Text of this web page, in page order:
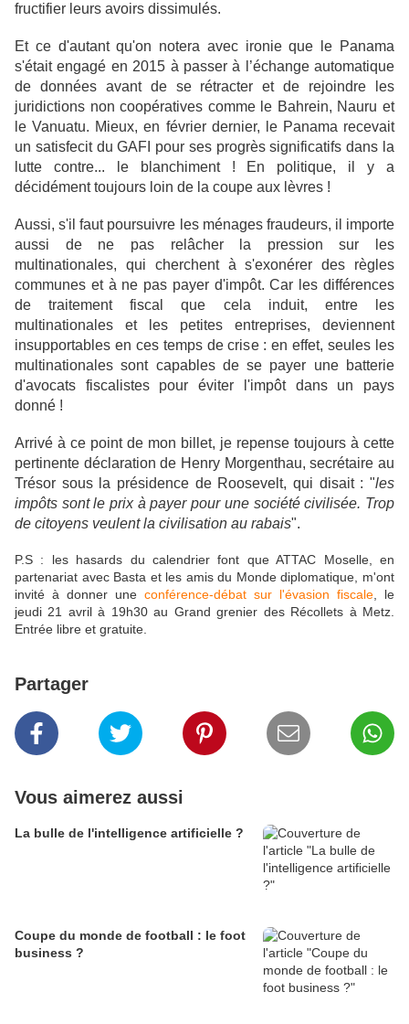
fructifier leurs avoirs dissimulés.
Et ce d'autant qu'on notera avec ironie que le Panama
s'étaitengagé en 2015 à passer à l’échange automatique
de données avant de se rétracter et de rejoindre les
juridictions non coopératives comme le Bahrein, Nauru et
le Vanuatu. Mieux, en février dernier, le Panama recevait
un satisfecit du GAFI pour ses progrès significatifs dans la
lutte contre... le blanchiment ! En politique, il y a
décidément toujours loin de la coupe aux lèvres !
Aussi, s'il faut poursuivre les ménages fraudeurs, i l importe
aussi de ne pas relâcher la pression sur les
multinationales, qui cherchent à s'exonérer des règles
communes et à ne pas payer d'impôt.Car les différences
de traitement fiscal que cela induit, entre les
multinationales et les petites entreprises, deviennent
insupportables en ces temps de crise : en effet, seules les
multinationales sont capables de se payer une batterie
d'avocats fiscalistes pour éviter l'impôt dans un pays
donné !
Arrivé à ce point de mon billet, je repense toujours à cette
pertinente déclaration de Henry Morgenthau, secrétaire au
Trésor sous la présidence de Roosevelt, qui disait : "les
impôts sont le prix à payer pour une société civilisée. Trop
de citoyens veulent la civilisation au rabais".
P.S : les hasards du calendrier font que ATTAC Moselle, en
partenariat avec Basta et les amis du Monde diplomatique, m'ont
invité à donner une conférence-débat sur l'évasion fiscale , le
jeudi 21 avril à 19h30 au Grand grenier des Récollets à Metz.
Entrée libre et gratuite.
Partager
Vous aimerez aussi
La bulle de l'intelligence artificielle ?
Coupe du monde de football : le foot
business ?